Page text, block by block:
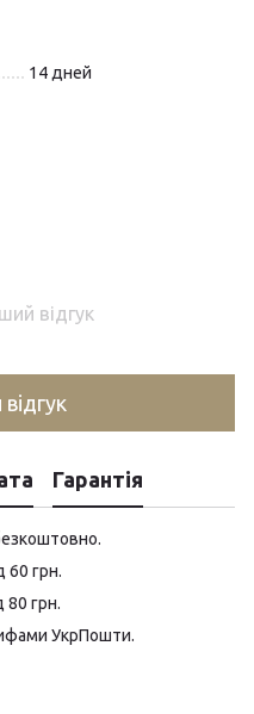
14 дней
відгук
Гарантія
60 грн.
80 грн.
УкрПошти.